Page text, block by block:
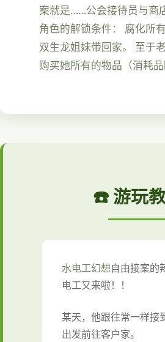
案就是……公会接待员与商
角色的解锁条件： 腐化所
双生龙姐妹带回家。 至于
购买她所有的物品（消耗品
☎️ 游玩
水电工幻想自由接案的
电工又来啦！！
某天，他跟往常一样接
出发前往客户家。